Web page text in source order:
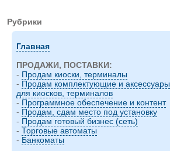
Рубрики
Главная
ПРОДАЖИ, ПОСТАВКИ:
- Продам киоски, терминалы
- Продам комплектующие и аксессуары
для киосков, терминалов
- Программное обеспечение и контент
- Продам, сдам место под установку
- Продам готовый бизнес (сеть)
- Торговые автоматы
- Банкоматы